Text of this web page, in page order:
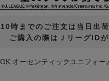
時までのご注文は当日出
ご購入の際はＪリーグIDが
オーセンティックユニフォー